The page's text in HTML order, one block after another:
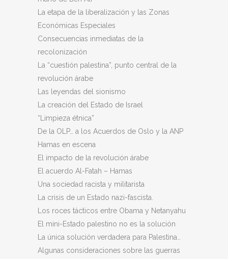
La etapa de la liberalización y las Zonas
Económicas Especiales
Consecuencias inmediatas de la
recolonización
La “cuestión palestina”, punto central de la
revolución árabe
Las leyendas del sionismo
La creación del Estado de Israel
“Limpieza étnica”
De la OLP… a los Acuerdos de Oslo y la ANP
Hamas en escena
El impacto de la revolución árabe
El acuerdo Al-Fatah – Hamas
Una sociedad racista y militarista
La crisis de un Estado nazi-fascista.
Los roces tácticos entre Obama y Netanyahu
El mini-Estado palestino no es la solución
La única solución verdadera para Palestina…
Algunas consideraciones sobre las guerras